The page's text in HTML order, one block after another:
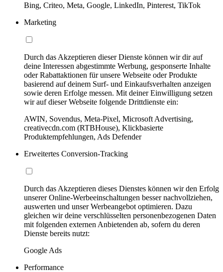
Bing, Criteo, Meta, Google, LinkedIn, Pinterest, TikTok
Marketing
Durch das Akzeptieren dieser Dienste können wir dir auf
deine Interessen abgestimmte Werbung, gesponserte Inhalte
oder Rabattaktionen für unsere Webseite oder Produkte
basierend auf deinem Surf- und Einkaufsverhalten anzeigen
sowie deren Erfolge messen. Mit deiner Einwilligung setzen
wir auf dieser Webseite folgende Drittdienste ein:
AWIN, Sovendus, Meta-Pixel, Microsoft Advertising,
creativecdn.com (RTBHouse), Klickbasierte
Produktempfehlungen, Ads Defender
Erweitertes Conversion-Tracking
Durch das Akzeptieren dieses Dienstes können wir den Erfolg
unserer Online-Werbeeinschaltungen besser nachvollziehen,
auswerten und unser Werbeangebot optimieren. Dazu
gleichen wir deine verschlüsselten personenbezogenen Daten
mit folgenden externen Anbietenden ab, sofern du deren
Dienste bereits nutzt:
Google Ads
Performance